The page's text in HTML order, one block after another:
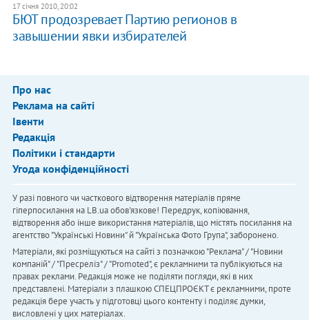
17 січня 2010, 20:02
БЮТ продозревает Партию регионов в
завышении явки избирателей
Про нас
Реклама на сайті
Івенти
Редакція
Політики і стандарти
Угода конфіденційності
У разі повного чи часткового відтворення матеріалів пряме
гіперпосилання на LB.ua обов'язкове! Передрук, копіювання,
відтворення або інше використання матеріалів, що містять посилання на
агентство "Українськi Новини" й "Українська Фото Група", заборонено.
Матеріали, які розміщуються на сайті з позначкою "Реклама" / "Новини
компаній" / "Пресреліз" / "Promoted", є рекламними та публікуються на
правах реклами. Редакція може не поділяти погляди, які в них
представлені. Матеріали з плашкою СПЕЦПРОЄКТ є рекламними, проте
редакція бере участь у підготовці цього контенту і поділяє думки,
висловлені у цих матеріалах.